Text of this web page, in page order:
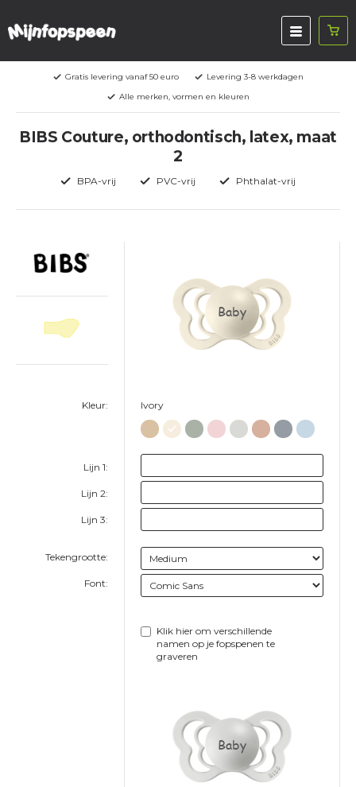
Gratis levering vanaf 50 euro
Levering 3-8 werkdagen
Alle merken, vormen en kleuren
BIBS Couture, orthodontisch, latex, maat
2
BPA-vrij PVC-vrij Phthalat-vrij
Kleur:
Lijn 1:
Lijn 2:
Lijn 3:
Tekengrootte:
Font:
Baby
Ivory
Klik hier om verschillende
namen op je fopspenen te
graveren
Baby